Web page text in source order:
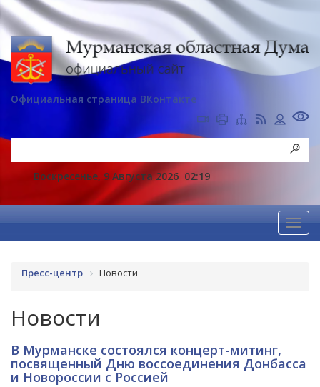
Официальная страница ВКонтакте
Воскресенье, 9 Августа 2026 02:19
Пресс-центр Новости
Новости
В Мурманске состоялся концерт-митинг,
посвященный Дню воссоединения Донбасса
и Новороссии с Россией